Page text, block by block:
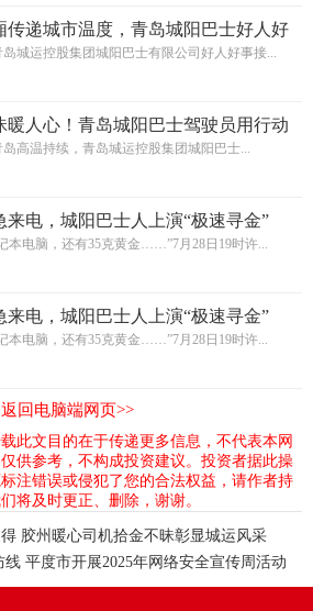
传递城市温度，青岛城阳巴士好人好
现城运控股集团城阳巴士有限公司好人好事接...
暖人心！青岛城阳巴士驾驶员用行动
温度
岛高温持续，青岛城运控股集团城阳巴士...
来电，城阳巴士人上演“极速寻金”
本电脑，还有35克黄金……”7月28日19时许...
来电，城阳巴士人上演“极速寻金”
本电脑，还有35克黄金……”7月28日19时许...
返回电脑端网页>>
此文目的在于传递更多信息，不代表本网
供参考，不构成投资建议。投资者据此操
注错误或侵犯了您的合法权益，请作者持
将及时更正、删除，谢谢。
胶州暖心司机拾金不昧彰显城运风采
线 平度市开展2025年网络安全宣传周活动